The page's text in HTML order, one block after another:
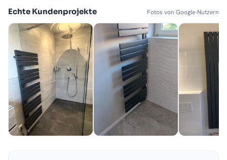
Echte Kundenprojekte Fotos von Google-Nutzern